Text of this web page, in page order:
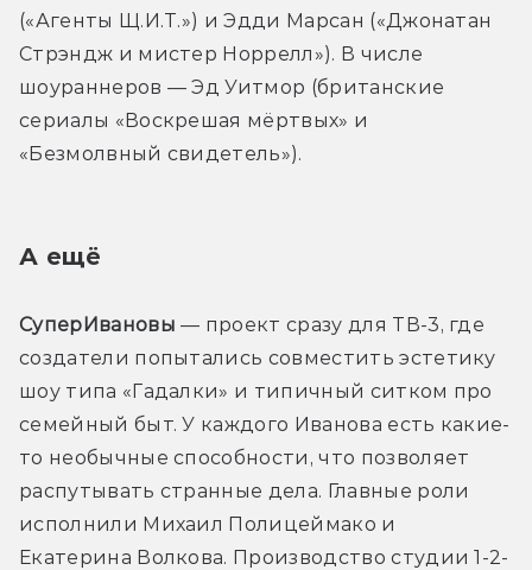
(«Агенты Щ.И.Т.») и Эдди Марсан («Джонатан
Стрэндж и мистер Норрелл»). В числе
шоураннеров — Эд Уитмор (британские
сериалы «Воскрешая мёртвых» и
«Безмолвный свидетель»).
А ещё
СуперИвановы — проект сразу для ТВ-3, где
создатели попытались совместить эстетику
шоу типа «Гадалки» и типичный ситком про
семейный быт. У каждого Иванова есть какие-
то необычные способности, что позволяет
распутывать странные дела. Главные роли
исполнили Михаил Полицеймако и
Екатерина Волкова. Производство студии 1-2-